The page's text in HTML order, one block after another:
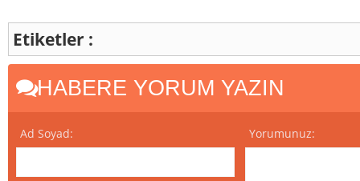
Etiketler :
HABERE YORUM YAZIN
Ad Soyad: Yorumunuz: